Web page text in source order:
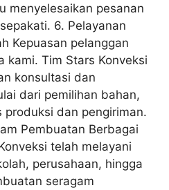
menyelesaikan pesanan
6. Pelayanan
Kepuasan pelanggan
kami. Tim Stars Konveksi
konsultasi dan
dari pemilihan bahan,
produksi dan pengiriman.
Pembuatan Berbagai
telah melayani
perusahaan, hingga
seragam